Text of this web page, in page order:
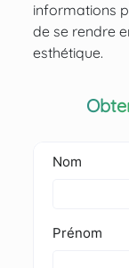
informations
de se rendre
esthétique.